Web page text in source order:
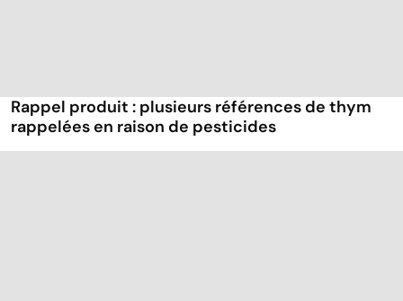
Rappel produit : plusieurs références de thym
rappelées en raison de pesticides